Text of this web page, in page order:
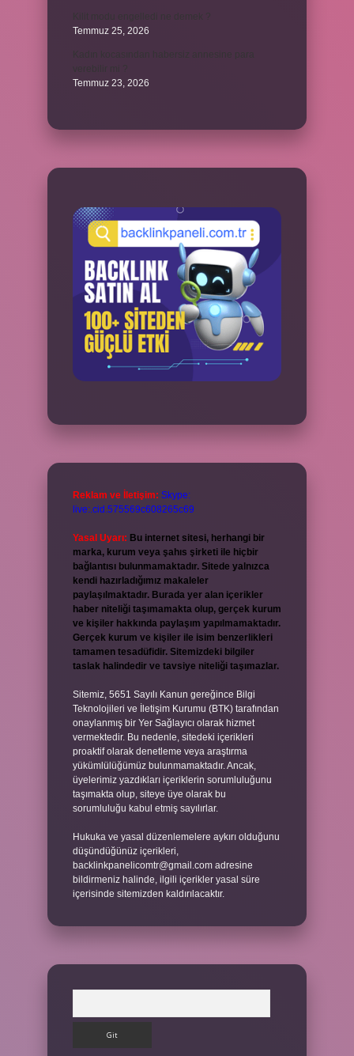
Temmuz 25, 2026
Temmuz 23, 2026
Reklam ve İletişim: Skype:
live:.cid.575569c608265c69
Yasal Uyarı: Bu internet sitesi, herhangi bir
marka, kurum veya şahıs şirketi ile hiçbir
bağlantısı bulunmamaktadır. Sitede yalnızca
kendi hazırladığımız makaleler
paylaşılmaktadır. Burada yer alan içerikler
haber niteliği taşımamakta olup, gerçek kurum
ve kişiler hakkında paylaşım yapılmamaktadır.
Gerçek kurum ve kişiler ile isim benzerlikleri
tamamen tesadüfidir. Sitemizdeki bilgiler
taslak halindedir ve tavsiye niteliği taşımazlar.
Sitemiz, 5651 Sayılı Kanun gereğince Bilgi
Teknolojileri ve İletişim Kurumu (BTK) tarafından
onaylanmış bir Yer Sağlayıcı olarak hizmet
vermektedir. Bu nedenle, sitedeki içerikleri
proaktif olarak denetleme veya araştırma
yükümlülüğümüz bulunmamaktadır. Ancak,
üyelerimiz yazdıkları içeriklerin sorumluluğunu
taşımakta olup, siteye üye olarak bu
sorumluluğu kabul etmiş sayılırlar.
Hukuka ve yasal düzenlemelere aykırı olduğunu
düşündüğünüz içerikleri,
backlinkpanelicomtr@gmail.com adresine
bildirmeniz halinde, ilgili içerikler yasal süre
içerisinde sitemizden kaldırılacaktır.